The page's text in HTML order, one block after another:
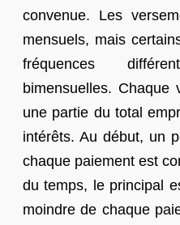
convenue. Les
mensuels, mais
fréquences
bimensuelles.
une partie du total
intérêts. Au début, un
chaque paiement est
du temps, le principal
moindre de chaque